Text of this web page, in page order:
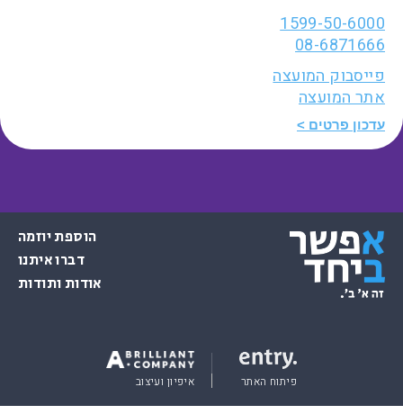
1599-50-6000
08-6871666
פייסבוק המועצה
אתר המועצה
עדכון פרטים
הוספת יוזמה
דברו איתנו
אודות ותודות
פיתוח האתר איפיון ועיצוב